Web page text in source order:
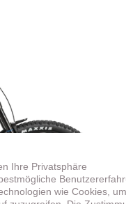
Ihre Privatsphäre
wie Cookies,